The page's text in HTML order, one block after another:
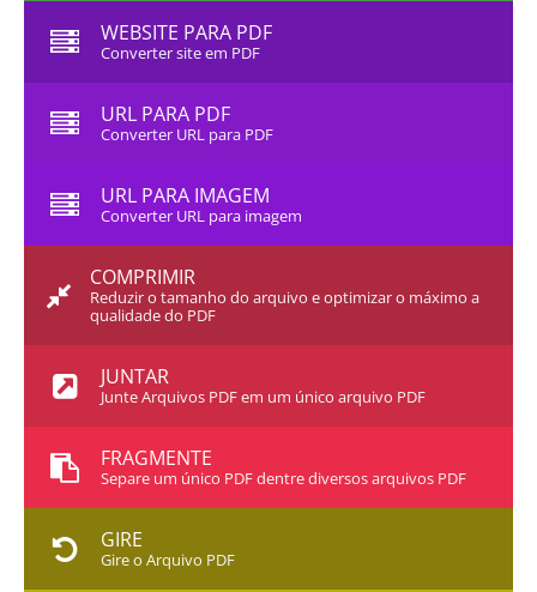
WEBSITE PARA PDF
Converter site em PDF
URL PARA PDF
Converter URL para PDF
URL PARA IMAGEM
Converter URL para imagem
COMPRIMIR
Reduzir o tamanho do arquivo e optimizar o máximo a
qualidade do PDF
JUNTAR
Junte Arquivos PDF em um único arquivo PDF
FRAGMENTE
Separe um único PDF dentre diversos arquivos PDF
GIRE
Gire o Arquivo PDF